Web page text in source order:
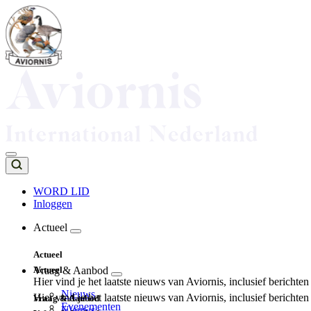
Overslaan
en
naar
de
inhoud
Top
navigation
WORD LID
Inloggen
navigation
Actueel
Actueel
Hier vind je het laatste nieuws van Aviornis, inclusief
Nieuws
Evenementen
Actueel
Hier vind je het laatste nieuws van Aviornis, inclusief
Vraag & Aanbod
Vraag & Aanbod